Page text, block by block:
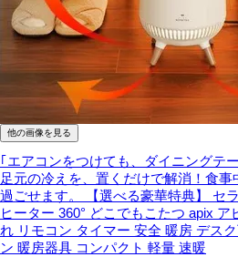
他の画像を見る
｢エアコンをつけても、ダイニングテ
足元の冷えを、置くだけで解消！食
過ごせます。
【選べる豪華特典】 セ
ヒーター 360° どこでもこたつ apix
れ リモコン タイマー 安全 暖房 デス
ン 暖房器具 コンパクト 軽量 速暖